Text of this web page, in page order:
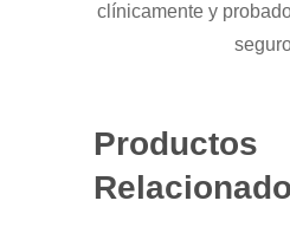
clínicamente y
Productos